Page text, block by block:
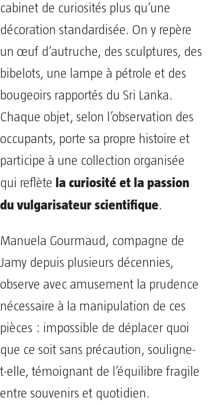
cabinet de curiosités plus qu’une
décoration standardisée. On y repère
un œuf d’autruche, des sculptures, des
bibelots, une lampe à pétrole et des
bougeoirs rapportés du Sri Lanka.
Chaque objet, selon l’observation des
occupants, porte sa propre histoire et
participe à une collection organisée
qui reflète la curiosité et la passion
du vulgarisateur scientifique.
Manuela Gourmaud, compagne de
Jamy depuis plusieurs décennies,
observe avec amusement la prudence
nécessaire à la manipulation de ces
pièces : impossible de déplacer quoi
que ce soit sans précaution, souligne-
t-elle, témoignant de l’équilibre fragile
entre souvenirs et quotidien.